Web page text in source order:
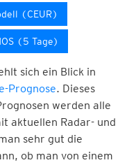
(CEUR)
(5 Tage)
sich ein Blick in
Prognose. Dieses
werden alle
aktuellen Radar- und
sehr gut die
ob man von einem